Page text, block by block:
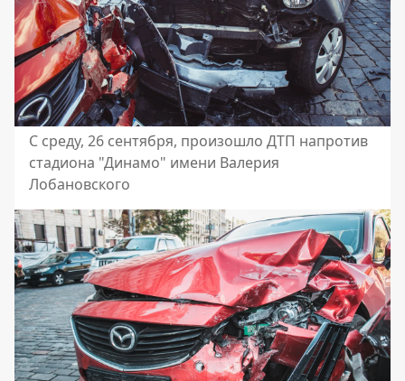
С среду, 26 сентября, произошло ДТП напротив
стадиона "Динамо" имени Валерия
Лобановского